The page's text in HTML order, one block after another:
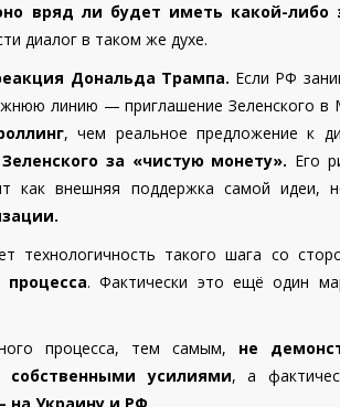
вряд ли будет иметь какой-либо
диалог в таком же духе.
Дональда Трампа. Если РФ
линию — приглашение Зеленского в
, чем реальное предложение к
за «чистую монету». Его
как внешняя поддержка самой идеи,
технологичность такого шага со
. Фактически это ещё один
процесса, тем самым, не
собственными усилиями, а